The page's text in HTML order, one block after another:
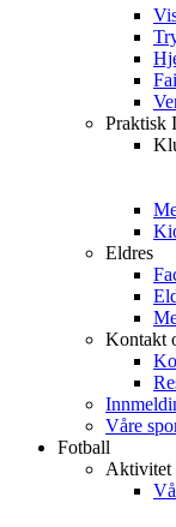
Praktisk
Eldres
Kontakt
Våre
Fotball
Aktivitet